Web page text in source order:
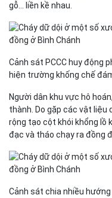
gỗ… liền kề nhau.
Cảnh sát PCCC huy động
hiện trường khống chế
Người dân khu vực hô
thành. Do gặp các vật liệu
rộng tạo cột khói khổng lồ
đạc và tháo chạy ra đồng
Cảnh sát chia nhiều hướng